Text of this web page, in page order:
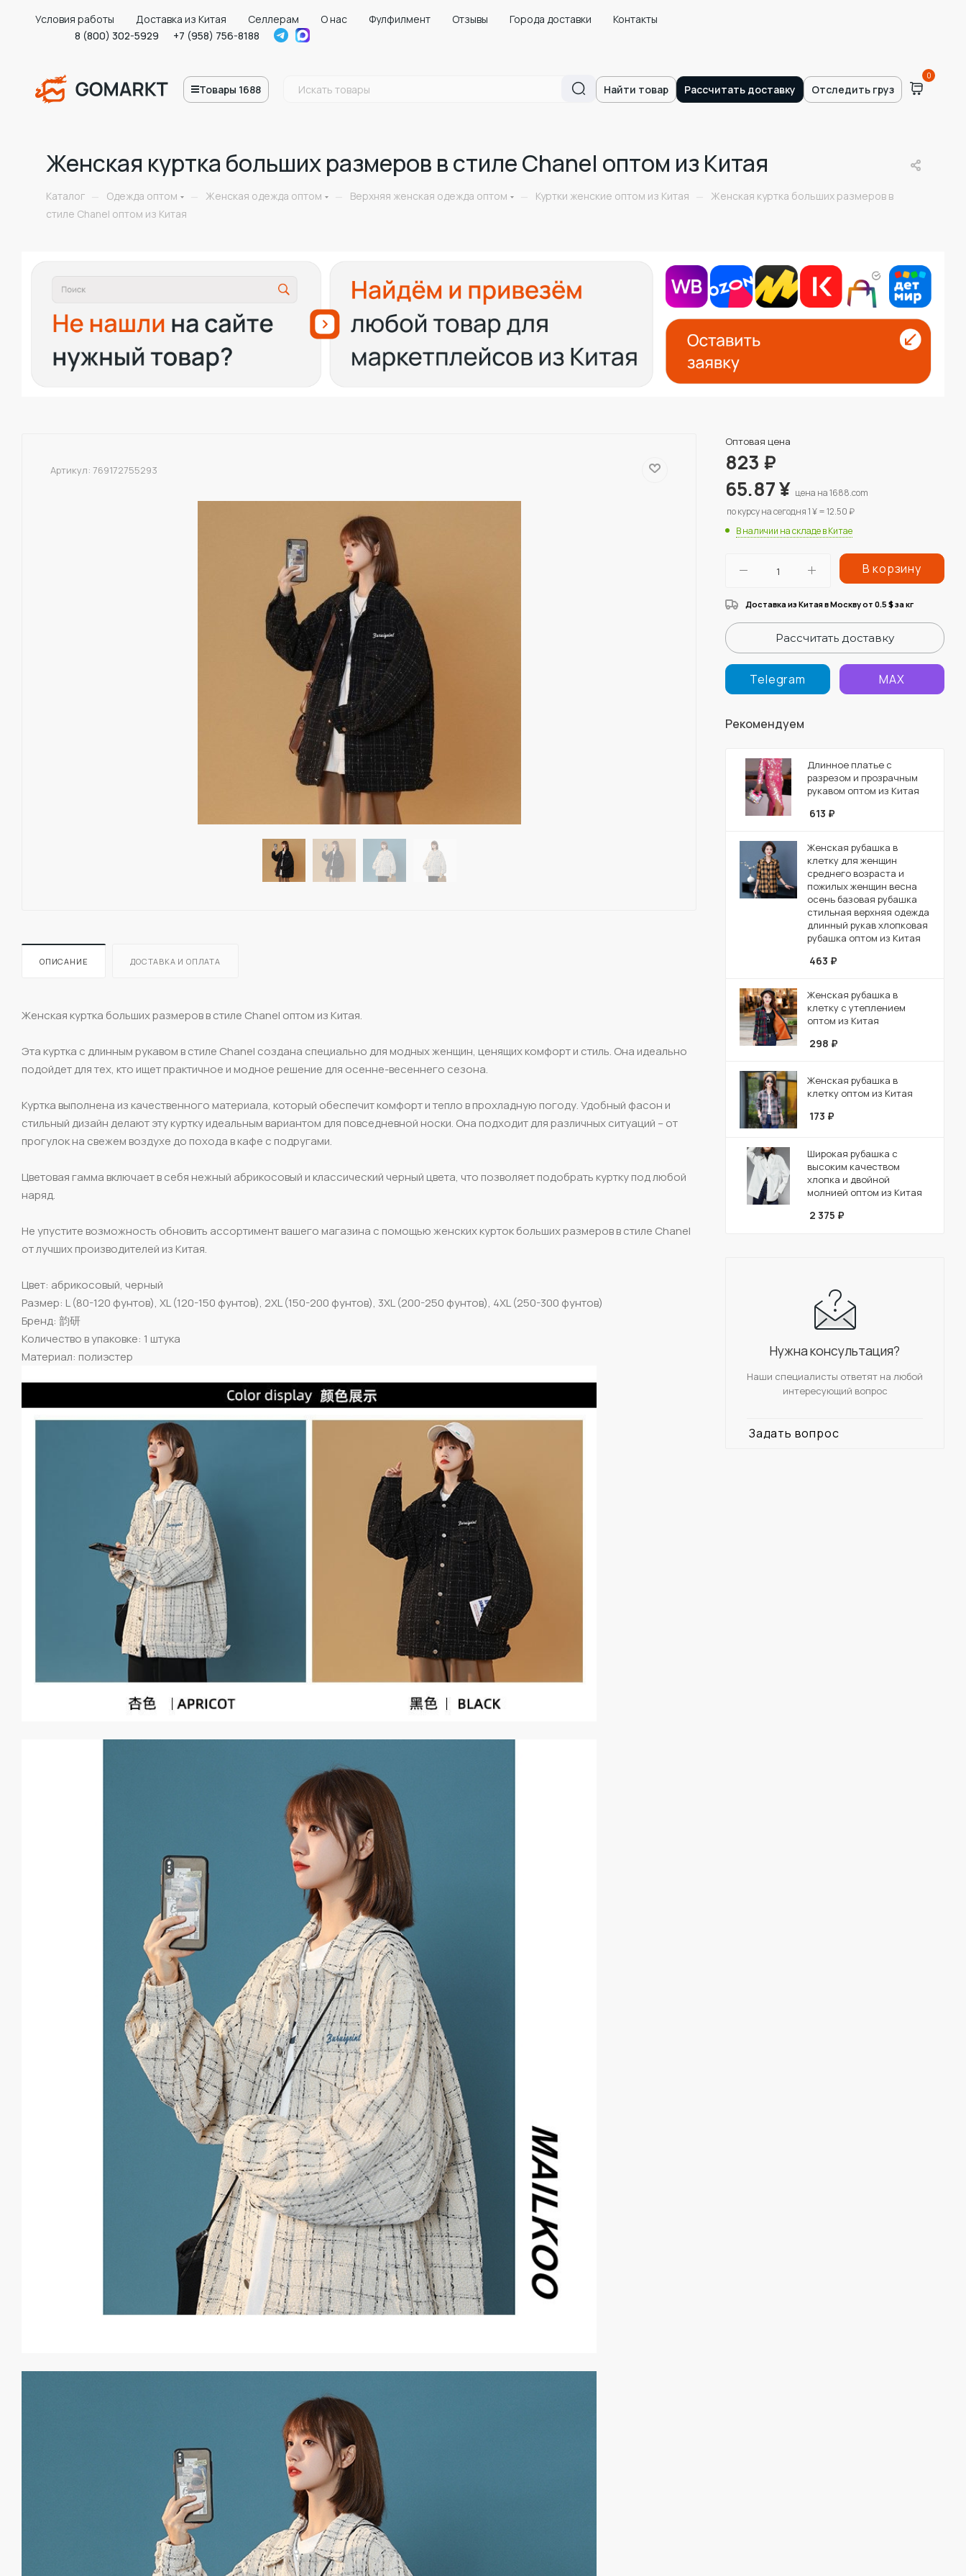
Условия работы Доставка из Китая Селлерам О нас Фулфилмент Отзывы Города доставки
Контакты
8 (800) 302-5929
+7 (958) 756-8188
Товары 1688 Найти товар Рассчитать доставку Отследить груз
0
Женская куртка больших размеров в стиле Chanel оптом из Китая
Каталог — Одежда оптом — Женская одежда оптом — Верхняя женская одежда оптом — Куртки женские оптом из Китая —
Женская куртка больших размеров в
стиле Chanel оптом из Китая
Артикул: 769172755293
ОПИСАНИЕ ДОСТАВКА И ОПЛАТА
Женская куртка больших размеров в стиле Chanel оптом из Китая.
Эта куртка с длинным рукавом в стиле Chanel создана специально для модных женщин, ценящих комфорт и стиль. Она идеально
подойдет для тех, кто ищет практичное и модное решение для осенне-весеннего сезона.
Куртка выполнена из качественного материала, который обеспечит комфорт и тепло в прохладную погоду. Удобный фасон и
стильный дизайн делают эту куртку идеальным вариантом для повседневной носки. Она подходит для различных ситуаций – от
прогулок на свежем воздухе до похода в кафе с подругами.
Цветовая гамма включает в себя нежный абрикосовый и классический черный цвета, что позволяет подобрать куртку под любой
наряд.
Не упустите возможность обновить ассортимент вашего магазина с помощью женских курток больших размеров в стиле Chanel
от лучших производителей из Китая.
Цвет: абрикосовый, черный
Размер: L (80-120 фунтов), XL (120-150 фунтов), 2XL (150-200 фунтов), 3XL (200-250 фунтов), 4XL (250-300 фунтов)
Бренд: 韵研
Количество в упаковке: 1 штука
Материал: полиэстер
Оптовая цена
823 ₽
65.87¥ цена на 1688.com
по курсу на сегодня 1 ¥ = 12.50 ₽
В наличии на складе в Китае
В корзину
Доставка из Китая в Москву от 0.5 $за кг
Рассчитать доставку
Telegram MAX
Рекомендуем
Длинное платье с
разрезом и прозрачным
рукавом оптом из Китая
613 ₽
Женская рубашка в
клетку для женщин
среднего возраста и
пожилых женщин весна
осень базовая рубашка
стильная верхняя одежда
длинный рукав хлопковая
рубашка оптом из Китая
463 ₽
Женская рубашка в
клетку с утеплением
оптом из Китая
298 ₽
Женская рубашка в
клетку оптом из Китая
173 ₽
Широкая рубашка с
высоким качеством
хлопка и двойной
молнией оптом из Китая
2 375 ₽
Нужна консультация?
Наши специалисты ответят на любой
интересующий вопрос
Задать вопрос